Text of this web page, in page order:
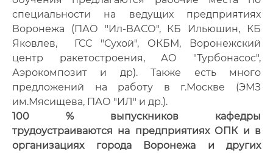
специальности на ведущих предприятиях
Воронежа (ПАО "Ил-ВАСО", КБ Ильюшин, КБ
Яковлев, ГСС "Сухой", ОКБМ, Воронежский
центр ракетостроения, АО "Турбонасос",
Аэрокомпозит и др). Также есть много
предложений на работу в г.Москве (ЭМЗ
им.Мясищева, ПАО "ИЛ" и др.).
100 % выпускников кафедры
трудоустраиваются на предприятиях ОПК и в
организациях города Воронежа и других